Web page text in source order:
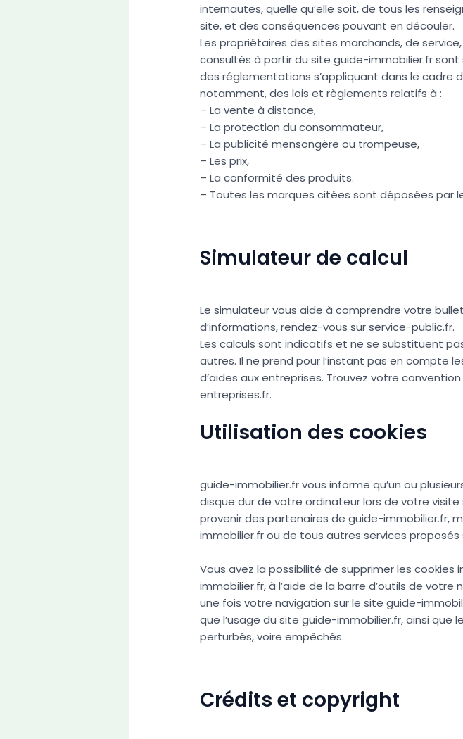
internautes, quelle qu’elle soit, de tous les
site, et des conséquences pouvant en découler.
Les propriétaires des sites marchands, de
consultés à partir du site guide-immobilier.fr
des réglementations s’appliquant dans le cadre
notamment, des lois et règlements relatifs à :
– La vente à distance,
– La protection du consommateur,
– La publicité mensongère ou trompeuse,
– Les prix,
– La conformité des produits.
– Toutes les marques citées sont déposées par
Simulateur de calcul
Le simulateur vous aide à comprendre votre
d’informations, rendez-vous sur service-public.fr.
Les calculs sont indicatifs et ne se substituent
autres. Il ne prend pour l’instant pas en compte
d’aides aux entreprises. Trouvez votre
entreprises.fr.
Utilisation des cookies
guide-immobilier.fr vous informe qu’un ou
disque dur de votre ordinateur lors de votre
provenir des partenaires de guide-immobilier.fr,
immobilier.fr ou de tous autres services
Vous avez la possibilité de supprimer les
immobilier.fr, à l’aide de la barre d’outils de
une fois votre navigation sur le site guide-
que l’usage du site guide-immobilier.fr, ainsi que
perturbés, voire empêchés.
Crédits et copyright